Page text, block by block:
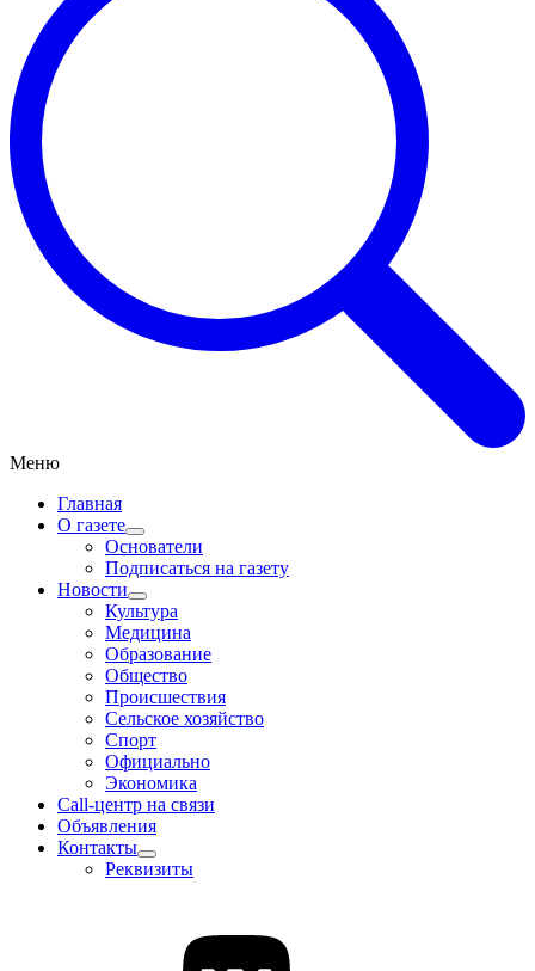
Меню
Главная
О газете
Основатели
Подписаться на газету
Новости
Культура
Медицина
Образование
Общество
Происшествия
Сельское хозяйство
Спорт
Официально
Экономика
Call-центр на связи
Объявления
Контакты
Реквизиты